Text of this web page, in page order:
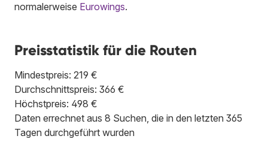
normalerweise Eurowings.
Preisstatistik für die Routen
Mindestpreis: 219 €
Durchschnittspreis: 366 €
Höchstpreis: 498 €
Daten errechnet aus 8 Suchen, die in den letzten 365
Tagen durchgeführt wurden